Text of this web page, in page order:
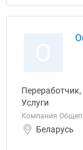
Услуги
Компания
Беларусь